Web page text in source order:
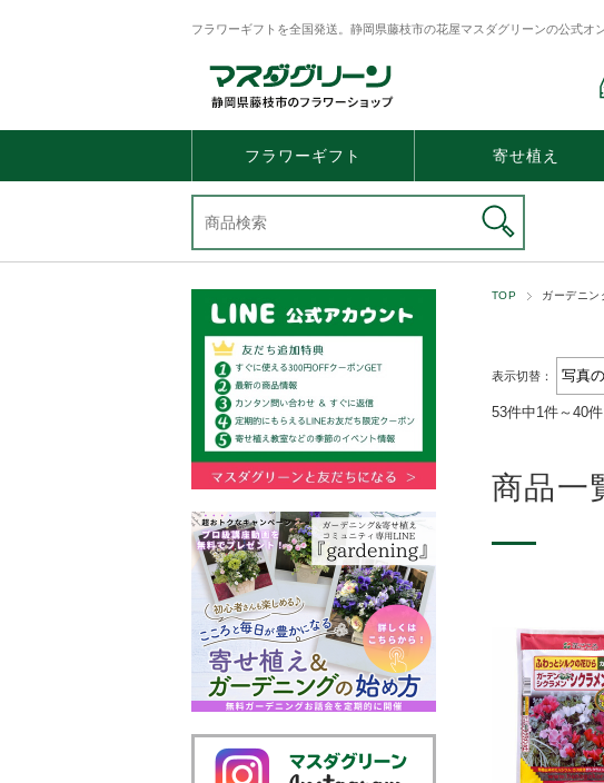
フラワーギフトを全国発送。静岡県藤枝市の花屋マスダグリーンの公式オ
フラワーギフト 寄せ植え
TOP ガーデニン
表示切替：
53件中1件～40
商品一